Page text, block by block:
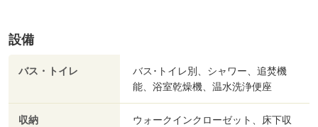
設備
バス・トイレ
バス･トイレ別、シャワー、追焚機
能、浴室乾燥機、温水洗浄便座
収納
ウォークインクローゼット、床下収